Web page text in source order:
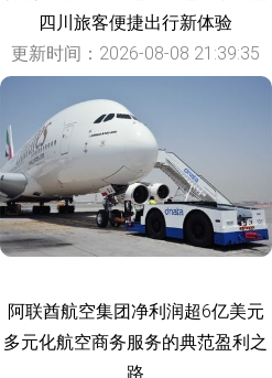
四川旅客便捷出行新体验
更新时间：2026-08-08 21:39:35
阿联酋航空集团净利润超6亿美元
多元化航空商务服务的典范盈利之
路